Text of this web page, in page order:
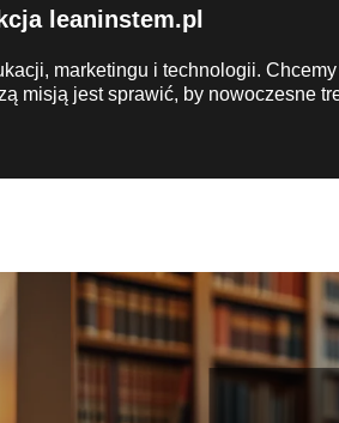
leaninstem.pl
marketingu i technologii.
misją jest sprawić, by nowoczesne